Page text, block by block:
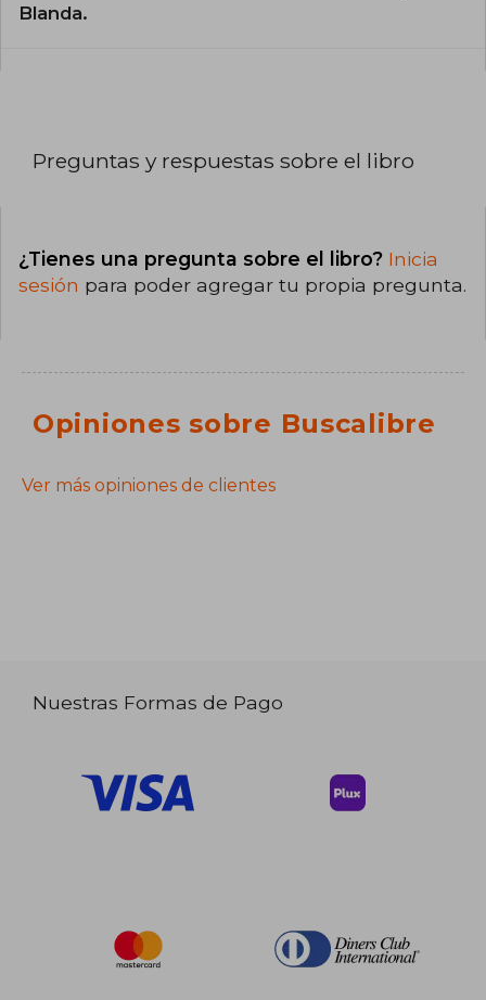
Blanda.
Preguntas y respuestas sobre el libro
¿Tienes una pregunta sobre el libro? Inicia
sesión para poder agregar tu propia pregunta.
Opiniones sobre Buscalibre
Ver más opiniones de clientes
Nuestras Formas de Pago